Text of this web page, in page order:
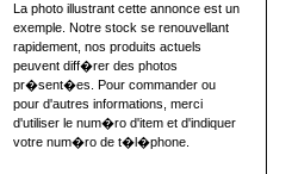
La photo illustrant cette annonce est un
exemple. Notre stock se renouvellant
rapidement, nos produits actuels
peuvent diff�rer des photos
pr�sent�es. Pour commander ou
pour d'autres informations, merci
d'utiliser le num�ro d'item et d'indiquer
votre num�ro de t�l�phone.